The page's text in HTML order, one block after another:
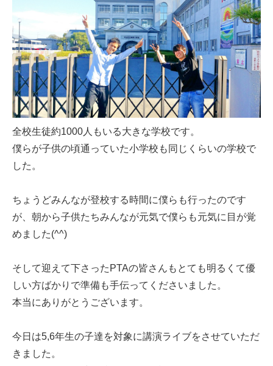
全校生徒約1000人もいる大きな学校です。
僕らが子供の頃通っていた小学校も同じくらいの学校で
した。
ちょうどみんなが登校する時間に僕らも行ったのです
が、朝から子供たちみんなが元気で僕らも元気に目が覚
めました(^^)
そして迎えて下さったPTAの皆さんもとても明るくて優
しい方ばかりで準備も手伝ってくださいました。
本当にありがとうございます。
今日は5,6年生の子達を対象に講演ライブをさせていただ
きました。